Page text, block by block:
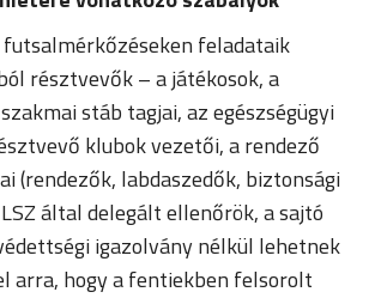
futsalmérkőzéseken feladataik
résztvevők – a játékosok, a
stáb tagjai, az egészségügyi
klubok vezetői, a rendező
(rendezők, labdaszedők, biztonsági
által delegált ellenőrök, a sajtó
igazolvány nélkül lehetnek
arra, hogy a fentiekben felsorolt